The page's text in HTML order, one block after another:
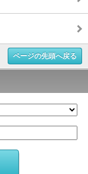
ページの先頭へ戻る